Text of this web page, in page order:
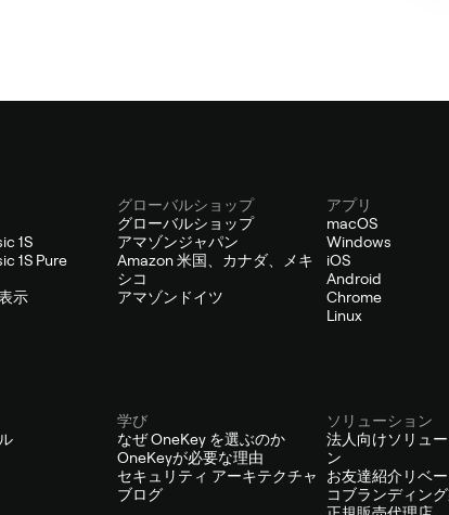
1S
1S Pure
示
グローバルショップ
グローバルショップ
アマゾンジャパン
Amazon 米国、カナダ、メキ
シコ
アマゾンドイツ
アプリ
macOS
Windows
iOS
Android
Chrome
Linux
学び
なぜ OneKey を選ぶのか
OneKeyが必要な理由
セキュリティ アーキテクチャ
ブログ
ソリューション
法人向けソリュ
ン
お友達紹介リベ
コブランディン